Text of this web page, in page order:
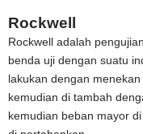
Rockwell
Rockwell adalah
benda uji dengan suatu
lakukan dengan
kemudian di tambah
kemudian beban mayor